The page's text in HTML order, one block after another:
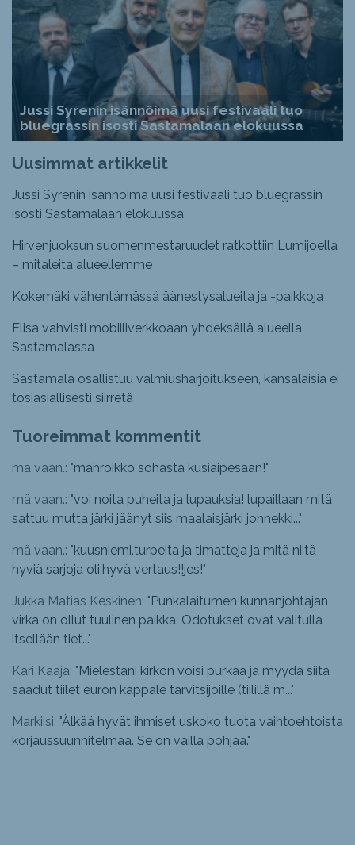
Jussi Syrenin isännöimä uusi festivaali tuo
bluegrassin isosti Sastamalaan elokuussa
Uusimmat artikkelit
Jussi Syrenin isännöimä uusi festivaali tuo bluegrassin
isosti Sastamalaan elokuussa
Hirvenjuoksun suomenmestaruudet ratkottiin Lumijoella
– mitaleita alueellemme
Kokemäki vähentämässä äänestysalueita ja -paikkoja
Elisa vahvisti mobiiliverkkoaan yhdeksällä alueella
Sastamalassa
Sastamala osallistuu valmiusharjoitukseen, kansalaisia ei
tosiasiallisesti siirretä
Tuoreimmat kommentit
mä vaan.: "mahroikko sohasta kusiaipesään!"
mä vaan.: "voi noita puheita ja lupauksia! lupaillaan mitä
sattuu mutta järki jäänyt siis maalaisjärki jonnekki..."
mä vaan.: "kuusniemi.turpeita ja timatteja ja mitä niitä
hyviä sarjoja oli,hyvä vertaus!!jes!"
Jukka Matias Keskinen: "Punkalaitumen kunnanjohtajan
virka on ollut tuulinen paikka. Odotukset ovat valitulla
itsellään tiet..."
Kari Kaaja: "Mielestäni kirkon voisi purkaa ja myydä siitä
saadut tiilet euron kappale tarvitsijoille (tiilillä m..."
Markiisi: "Älkää hyvät ihmiset uskoko tuota vaihtoehtoista
korjaussuunnitelmaa. Se on vailla pohjaa."